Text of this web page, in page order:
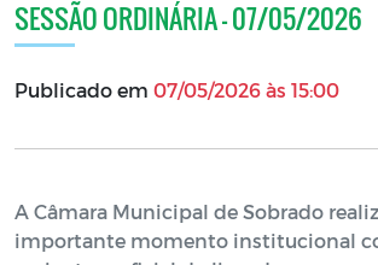
SESSÃO ORDINÁRIA - 07/05/2026
Publicado em 07/05/2026 às 15:00
A Câmara Municipal de Sobrado
importante momento institucional